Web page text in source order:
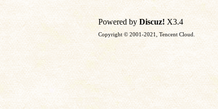
Powered by Discuz! X3.4
Copyright © 2001-2021, Tencent Cloud.